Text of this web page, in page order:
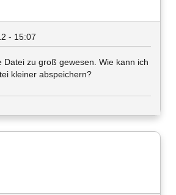
- 15:07
Datei zu groß gewesen. Wie kann ich
kleiner abspeichern?